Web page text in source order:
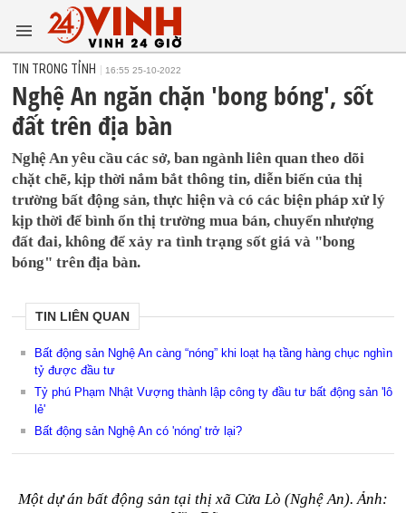
TIN TRONG TỈNH 16:55 25-10-2022
Nghệ An ngăn chặn 'bong bóng', sốt
đất trên địa bàn
Nghệ An yêu cầu các sở, ban ngành liên quan theo dõi
chặt chẽ, kịp thời nắm bắt thông tin, diễn biến của thị
trường bất động sản, thực hiện và có các biện pháp xử lý
kịp thời để bình ổn thị trường mua bán, chuyển nhượng
đất đai, không để xảy ra tình trạng sốt giá và "bong
bóng" trên địa bàn.
TIN LIÊN QUAN
Bất động sản Nghệ An càng “nóng” khi loạt hạ tầng hàng chục nghìn
tỷ được đầu tư
Tỷ phú Phạm Nhật Vượng thành lập công ty đầu tư bất động sản 'lô
lẻ'
Bất động sản Nghệ An có 'nóng' trở lại?
Một dự án bất động sản tại thị xã Cửa Lò (Nghệ An). Ảnh: